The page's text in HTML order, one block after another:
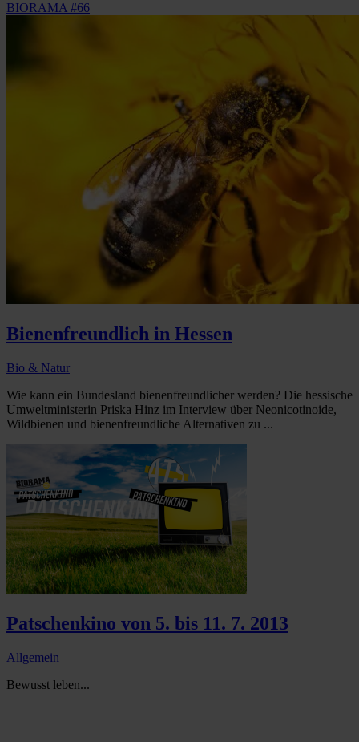
BIORAMA #66
Bienenfreundlich in Hessen
Bio & Natur
Wie kann ein Bundesland bienenfreundlicher werden? Die hessische
Umweltministerin Priska Hinz im Interview über Neonicotinoide,
Wildbienen und bienenfreundliche Alternativen zu ...
Patschenkino von 5. bis 11. 7. 2013
Allgemein
Bewusst leben...